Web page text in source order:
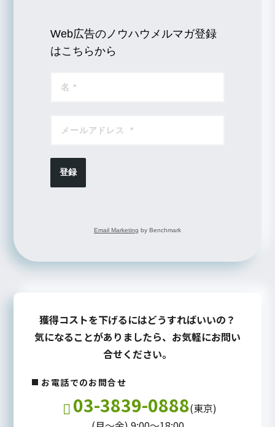
Web広告のノウハウメルマガ登録
はこちらから
登録
Email Marketing by Benchmark
獲得コストを下げるにはどうすればいいの？
気になることがありましたら、お気軽にお問い
合せください。
お電話でのお問合せ
03-3839-0888(東京)